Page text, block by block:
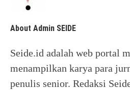
About Admin SEIDE
Seide.id adalah web portal
menampilkan karya para
penulis senior. Redaksi